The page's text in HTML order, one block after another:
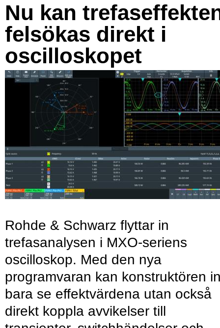
Nu kan
felsökas direkt i
oscilloskopet
Rohde & Schwarz flyttar in
trefasanalysen i MXO-seriens
oscilloskop. Med den nya
programvaran kan konstruktören
bara se effektvärdena utan också
direkt koppla avvikelser till